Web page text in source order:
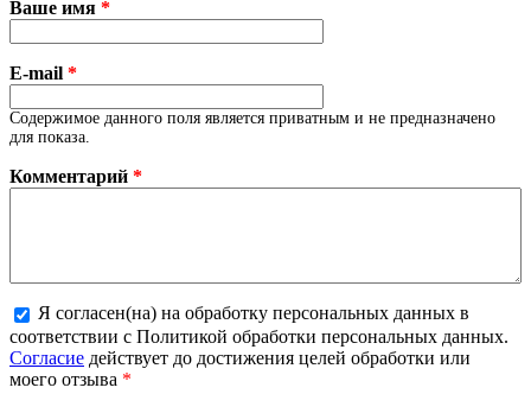
Ваше имя *
E-mail *
Содержимое данного поля является приватным и не предназначено
для показа.
Комментарий *
Более подробная информация о текстовых форматах
Я согласен(на) на обработку персональных данных в
соответствии с Политикой обработки персональных данных.
Согласие действует до достижения целей обработки или
моего отзыва *